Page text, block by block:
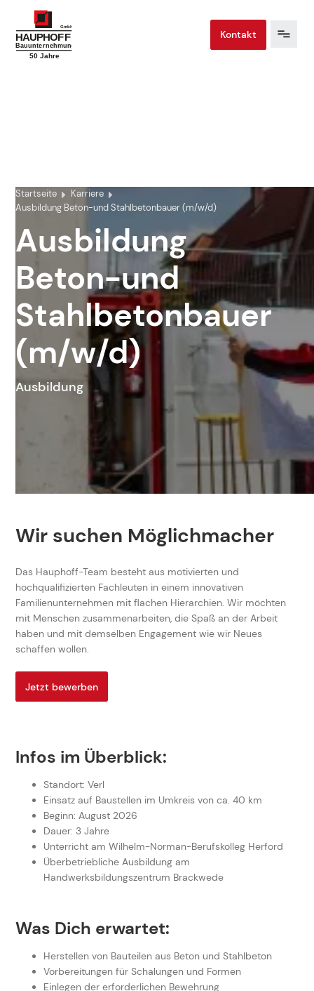
Kontakt
Startseite
Karriere
Ausbildung Beton-und Stahlbetonbauer (m/w/d)
Ausbildung
Beton-und
Stahlbetonbauer
(m/w/d)
Ausbildung
Wir suchen Möglichmacher
Das Hauphoff-Team besteht aus motivierten und
hochqualifizierten Fachleuten in einem innovativen
Familienunternehmen mit flachen Hierarchien. Wir möchten
mit Menschen zusammenarbeiten, die Spaß an der Arbeit
haben und mit demselben Engagement wie wir Neues
schaffen wollen.
Jetzt bewerben
Infos im Überblick:
Standort: Verl
Einsatz auf Baustellen im Umkreis von ca. 40 km
Beginn: August 2026
Dauer: 3 Jahre
Unterricht am Wilhelm-Norman-Berufskolleg Herford
Überbetriebliche Ausbildung am
Handwerksbildungszentrum Brackwede
Was Dich erwartet:
Herstellen von Bauteilen aus Beton und Stahlbeton
Vorbereitungen für Schalungen und Formen
Einlegen der erforderlichen Bewehrung